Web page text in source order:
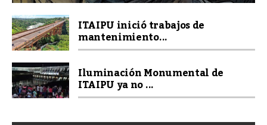
ITAIPU inició trabajos de
mantenimiento...
Iluminación Monumental de
ITAIPU ya no ...